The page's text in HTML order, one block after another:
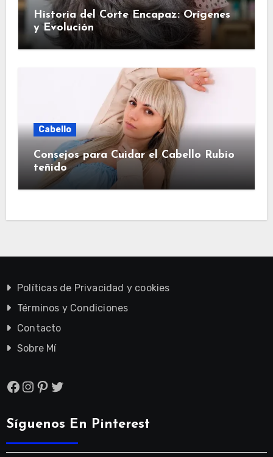
Historia del Corte Encapaz: Orígenes
y Evolución
Cabello
Consejos para Cuidar el Cabello Rubio
teñido
Políticas de Privacidad y cookies
Términos y Condiciones
Contacto
Sobre Mí
Facebook
Instagram
Pinterest
Twitter
Síguenos En Pinterest